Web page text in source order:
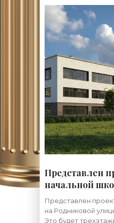
Представлен
начальной
Родниковой
Селе -
Представлен
на Родниковой
Это будет